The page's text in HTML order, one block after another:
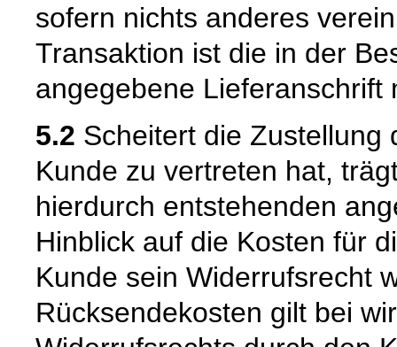
sofern nichts anderes
Transaktion ist die in der
angegebene Lieferanschrift
5.2 Scheitert die Zustellung
Kunde zu vertreten hat,
hierdurch entstehenden
Hinblick auf die Kosten für
Kunde sein Widerrufsrecht
Rücksendekosten gilt bei